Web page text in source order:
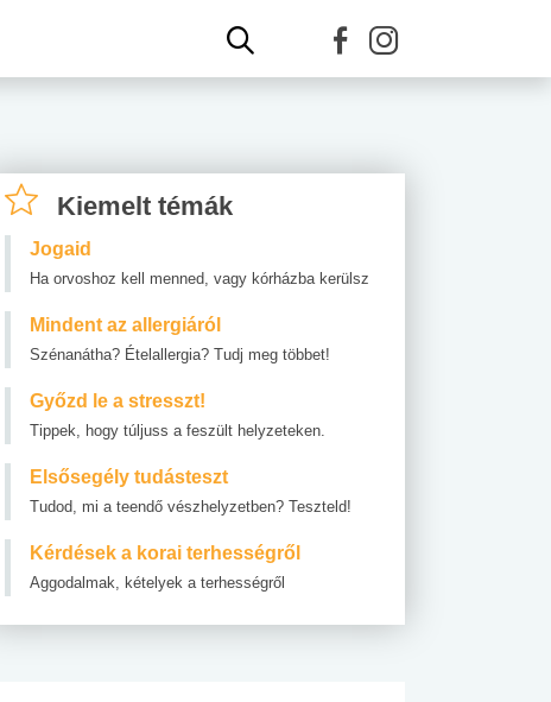
Kiemelt témák
Jogaid
Ha orvoshoz kell menned, vagy kórházba kerülsz
Mindent az allergiáról
Szénanátha? Ételallergia? Tudj meg többet!
Győzd le a stresszt!
Tippek, hogy túljuss a feszült helyzeteken.
Elsősegély tudásteszt
Tudod, mi a teendő vészhelyzetben? Teszteld!
Kérdések a korai terhességről
Aggodalmak, kételyek a terhességről